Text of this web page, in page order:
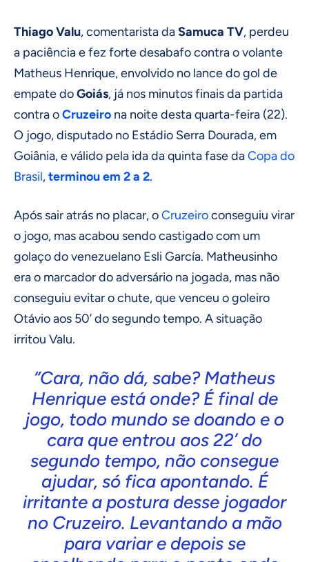
Thiago Valu, comentarista daSamuca TV, perdeu
a paciência e fez forte desabafo contra o volante
Matheus Henrique, envolvido no lance do gol de
empate doGoiás, já nos minutos finais da partida
contra oCruzeiro na noite desta quarta-feira (22).
O jogo, disputado no Estádio Serra Dourada, em
Goiânia, e válido pela ida da quinta fase daCopa do
Brasil,terminou em 2 a 2.
Após sair atrás no placar, oCruzeiroconseguiu virar
o jogo, mas acabou sendo castigado com um
golaço do venezuelano Esli García. Matheusinho
era o marcador do adversário na jogada, mas não
conseguiu evitar o chute, que venceu o goleiro
Otávio aos 50’ do segundo tempo. A situação
irritou Valu.
“Cara, não dá, sabe? Matheus
Henrique está onde? É final de
jogo, todo mundo se doando e o
cara que entrou aos 22’ do
segundo tempo, não consegue
ajudar, só fica apontando. É
irritante a postura desse jogador
no Cruzeiro. Levantando a mão
para variar e depois se